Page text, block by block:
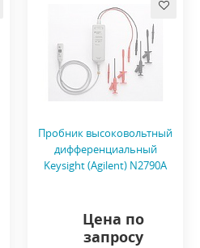
Пробник высоковольтный
дифференциальный
Keysight (Agilent) N2790A
Цена по
запросу